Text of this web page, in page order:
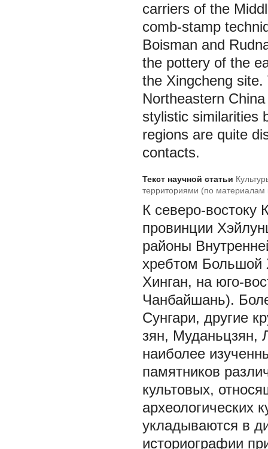
carriers of the
comb-stamp
Boisman and
the pottery of the
the Xingcheng
Northeastern
stylistic similarities
regions are quite
contacts.
Текст научной статьи
территориями (по материалам
К северо-востоку
провинции
районы
хребтом Большой
Хинган, на юго-
Чанбайшань).
Сунгари, другие
зян, Муданьцзян,
наиболее
памятников
культовых,
археологических
укладываются в
историографии